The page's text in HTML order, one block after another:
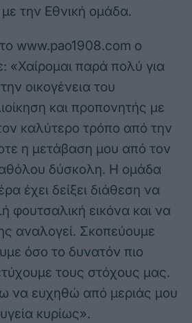
με την Εθνική ομάδα.
www.pao1908.com ο
παρά πολύ για
οικογένεια του
και προπονητής με
καλύτερο τρόπο από την
η μετάβαση μου από τον
δύσκολη. Η ομάδα
έχει δείξει διάθεση να
φουτσαλική εικόνα και να
αναλογεί. Σκοπεύουμε
όσο το δυνατόν πιο
τους στόχους μας.
να ευχηθώ από μεριάς μου
κυρίως».